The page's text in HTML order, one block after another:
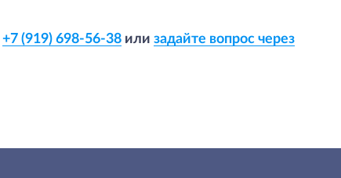
+7 (919) 698-56-38 или задайте вопрос через